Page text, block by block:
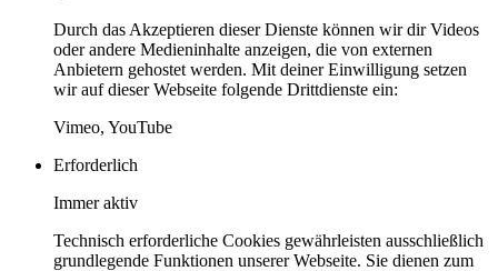
Durch das Akzeptieren dieser Dienste können wir dir Videos
oder andere Medieninhalte anzeigen, die von externen
Anbietern gehostet werden. Mit deiner Einwilligung setzen
wir auf dieser Webseite folgende Drittdienste ein:
Vimeo, YouTube
Erforderlich
Immer aktiv
Technisch erforderliche Cookies gewährleisten ausschließlich
grundlegende Funktionen unserer Webseite. Sie dienen zum